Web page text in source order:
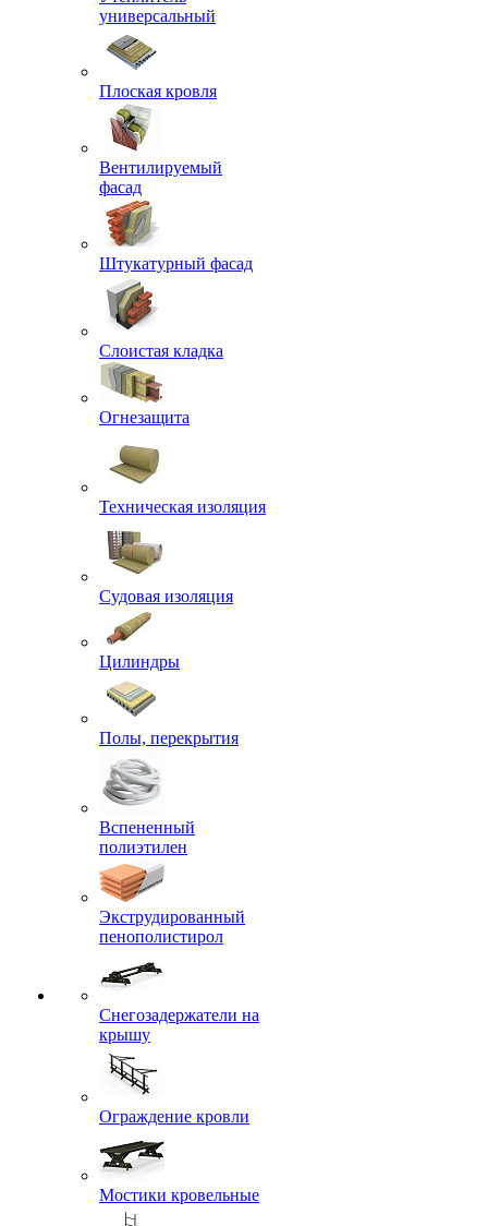
универсальный
Плоская кровля
Вентилируемый
фасад
Штукатурный фасад
Слоистая кладка
Огнезащита
Техническая изоляция
Судовая изоляция
Цилиндры
Полы, перекрытия
Вспененный
полиэтилен
Экструдированный
пенополистирол
Снегозадержатели на
крышу
Ограждение кровли
Мостики кровельные